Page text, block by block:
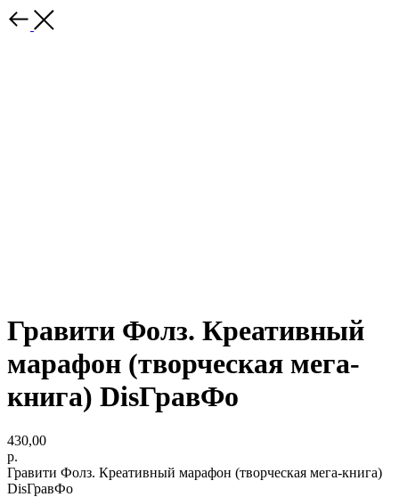
Гравити Фолз. Креативный
марафон (творческая мега-
книга) DisГравФо
430,00
р.
Гравити Фолз. Креативный марафон (творческая мега-книга)
DisГравФо